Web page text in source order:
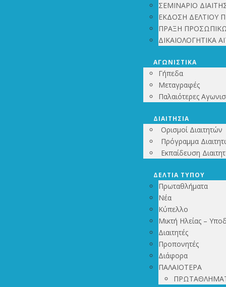
ΣΕΜΙΝΑΡΙΟ
ΕΚΔΟΣΗ ΔΕΛΤΙΟΥ
ΠΡΑΞΗ
ΔΙΚΑΙΟΛΟΓΗΤΙΚΑ
ΑΓΩΝΙΣΤΙΚΑ
Γήπεδα
Μεταγραφές
Παλαιότερες
ΔΙΑΙΤΗΣΙΑ
Ορισμοί Διαιτητών
Πρόγραμμα
Εκπαίδευση
ΔΕΛΤΙΑ ΤΥΠΟΥ
Πρωταθλήματα
Νέα
Κύπελλο
Μικτή Ηλείας –
Διαιτητές
Προπονητές
Διάφορα
ΠΑΛΑΙΟΤΕΡΑ